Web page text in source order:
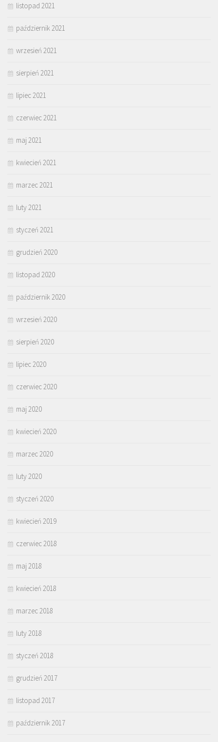
listopad 2021
październik 2021
wrzesień 2021
sierpień 2021
lipiec 2021
czerwiec 2021
maj 2021
kwiecień 2021
marzec 2021
luty 2021
styczeń 2021
grudzień 2020
listopad 2020
październik 2020
wrzesień 2020
sierpień 2020
lipiec 2020
czerwiec 2020
maj 2020
kwiecień 2020
marzec 2020
luty 2020
styczeń 2020
kwiecień 2019
czerwiec 2018
maj 2018
kwiecień 2018
marzec 2018
luty 2018
styczeń 2018
grudzień 2017
listopad 2017
październik 2017